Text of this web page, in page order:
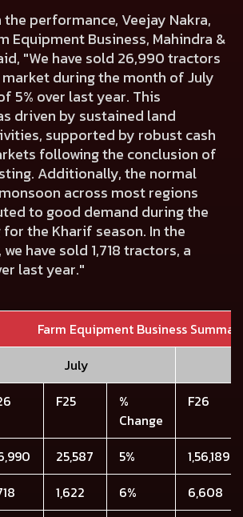
performance, Veejay Nakra,
Equipment Business, Mahindra &
"We have sold 26,990 tractors
during the month of July
5% over last year. This
driven by sustained land
supported by robust cash
following the conclusion of
Additionally, the normal
across most regions
to good demand during the
the Kharif season. In the
have sold 1,718 tractors, a
last year."
Farm Equipment Business
July
F25
%
Change
F26
25,587 5%
1,56,189
1,622 6%
6,608